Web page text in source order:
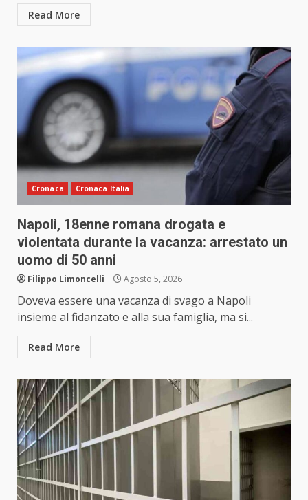
Read More
Cronaca Cronaca Italia
Napoli, 18enne romana drogata e
violentata durante la vacanza: arrestato un
uomo di 50 anni
Filippo Limoncelli Agosto 5, 2026
Doveva essere una vacanza di svago a Napoli
insieme al fidanzato e alla sua famiglia, ma si...
Read More